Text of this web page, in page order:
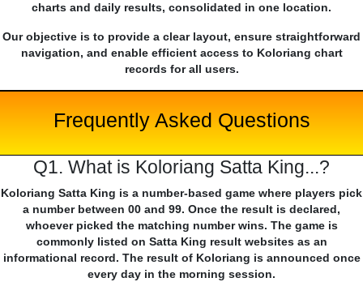
charts and daily results, consolidated in one location.
Our objective is to provide a clear layout, ensure straightforward
navigation, and enable efficient access to Koloriang chart
records for all users.
Frequently Asked Questions
Q1. What is Koloriang Satta King...?
Koloriang Satta King is a number-based game where players pick
a number between 00 and 99. Once the result is declared,
whoever picked the matching number wins. The game is
commonly listed on Satta King result websites as an
informational record. The result of Koloriang is announced once
every day in the morning session.